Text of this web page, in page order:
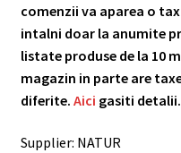
comenzii va aparea o
intalni doar la anumite
listate produse de la 10
magazin in parte are
diferite. Aici gasiti detalii.
Supplier: NATUR